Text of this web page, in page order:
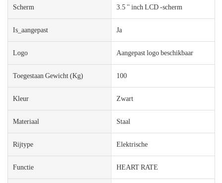
Scherm 3.5 '' inch LCD -scherm
Is_aangepast Ja
Logo Aangepast logo beschikbaar
Toegestaan ​​gewicht (kg) 100
Kleur Zwart
Materiaal Staal
Rijtype Elektrische
Functie HEART RATE